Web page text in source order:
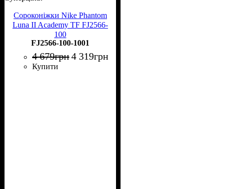
Сороконіжки Nike Phantom
Luna II Academy TF FJ2566-
100
FJ2566-100-1001
4 679грн4 319грн
Купити